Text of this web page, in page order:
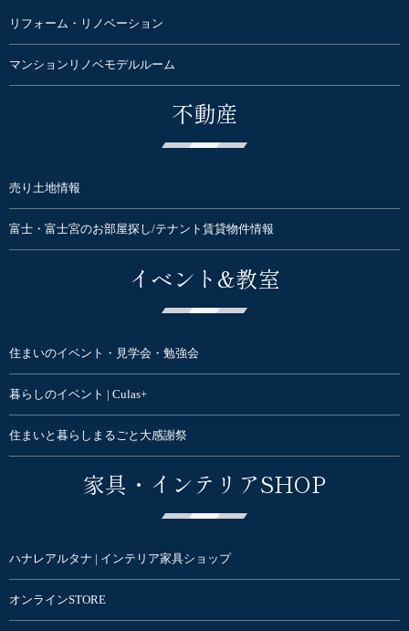
リフォーム・リノベーション
マンションリノベモデルルーム
不動産
売り土地情報
富士・富士宮のお部屋探し/テナント賃貸物件情報
イベント&教室
住まいのイベント・見学会・勉強会
暮らしのイベント | Culas+
住まいと暮らしまるごと大感謝祭
家具・インテリアSHOP
ハナレアルタナ | インテリア家具ショップ
オンラインSTORE